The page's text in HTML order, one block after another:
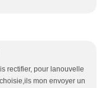
rectifier, pour lanouvelle
mon envoyer un